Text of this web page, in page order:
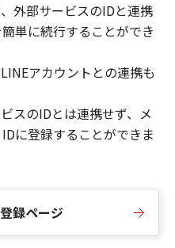
外部サービスのIDと連携
単に続行することができ
アカウントとの連携も
スのIDとは連携せず、メ
に登録することができま
録ページ